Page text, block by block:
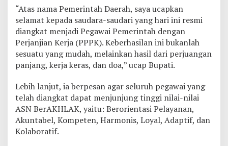
u
t
T
e
k
a
k
n
N
i
a
“Atas nama Pemerintah Daerah, saya ucapkan
selamat kepada saudara-saudari yang hari ini resmi
diangkat menjadi Pegawai Pemerintah dengan
Perjanjian Kerja (PPPK). Keberhasilan ini bukanlah
sesuatu yang mudah, melainkan hasil dari perjuangan
panjang, kerja keras, dan doa,” ucap Bupati.
Lebih lanjut, ia berpesan agar seluruh pegawai yang
telah diangkat dapat menjunjung tinggi nilai-nilai
ASN BerAKHLAK, yaitu: Berorientasi Pelayanan,
Akuntabel, Kompeten, Harmonis, Loyal, Adaptif, dan
Kolaboratif.